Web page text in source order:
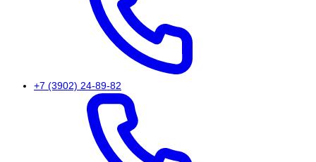
+7 (3902) 24-89-82